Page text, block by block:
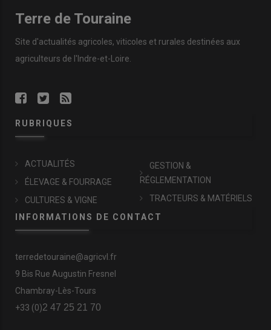
Terre de Touraine
Site d'actualités agricoles, viticoles et rurales destinées aux
agriculteurs de l'Indre-et-Loire.
RUBRIQUES
ACTUALITÉS
ÉLEVAGE & FOURRAGE
CULTURES & VIGNE
GESTION &
RÉGLEMENTATION
TRACTEURS & MATÉRIELS
INFORMATIONS DE CONTACT
terredetouraine@agricvl.fr
9 Bis Rue Augustin Fresnel
Chambray-Lès-Tours
+33 (0)2 47 25 21 70